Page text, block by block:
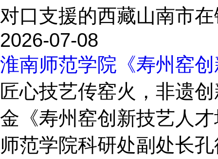
对口支援的西藏山南市
2026-07-08
淮南师范学院《寿州窑
匠心技艺传窑火，非遗
金《寿州窑创新技艺人
师范学院科研处副处长